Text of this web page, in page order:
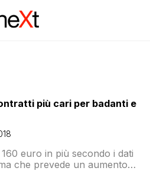
più cari per badanti e
euro in più secondo i dati
che prevede un aumento